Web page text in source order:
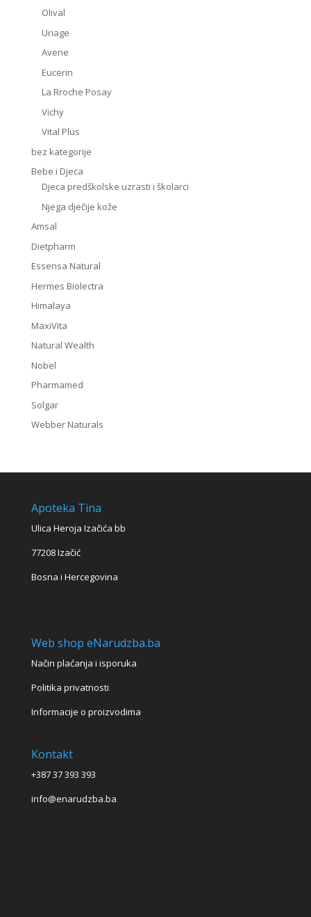
Olival
Uriage
Avene
Eucerin
La Rroche Posay
Vichy
Vital Plus
bez kategorije
Bebe i Djeca
Djeca predškolske uzrasti i školarci
Njega dječije kože
Amsal
Dietpharm
Essensa Natural
Hermes Biolectra
Himalaya
MaxiVita
Natural Wealth
Nobel
Pharmamed
Solgar
Webber Naturals
Apoteka Tina
Ulica Heroja Izačića bb
77208 Izačić
Bosna i Hercegovina
Web shop eNarudzba.ba
Način plaćanja i isporuka
Politika privatnosti
Informacije o proizvodima
Kontakt
+387 37 393 393
info@enarudzba.ba